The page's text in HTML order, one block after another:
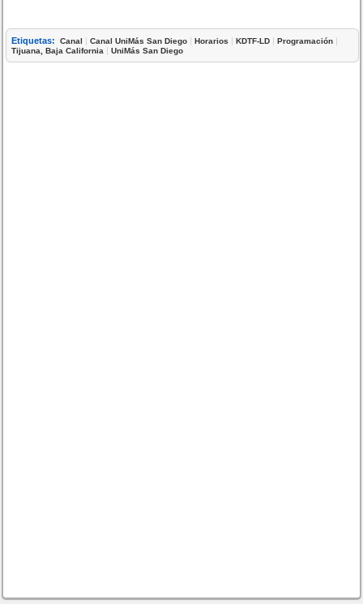
Etiquetas: Canal |Canal UniMás San Diego |Horarios |KDTF-LD |Programación |
Tijuana, Baja California |UniMás San Diego